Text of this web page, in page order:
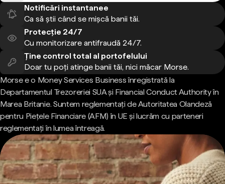
Notificări instantanee
Ca să știi când se mișcă banii tăi.
Protecție 24/7
Cu monitorizare antifraudă 24/7.
Ține control total al portofelului
Doar tu poți atinge banii tăi, nici măcar Morse.
Morse e o Money Services Business înregistrată la
Departamentul Trezoreriei SUA și Financial Conduct Authority în
Marea Britanie. Suntem reglementați de Autoritatea Olandeză
pentru Piețele Financiare (AFM) în UE și lucrăm cu parteneri
reglementați în lumea întreagă.